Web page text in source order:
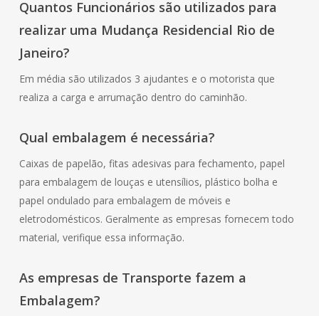
Quantos Funcionários são utilizados para
realizar uma Mudança Residencial Rio de
Janeiro?
Em média são utilizados 3 ajudantes e o motorista que
realiza a carga e arrumação dentro do caminhão.
Qual embalagem é necessária?
Caixas de papelão, fitas adesivas para fechamento, papel
para embalagem de louças e utensílios, plástico bolha e
papel ondulado para embalagem de móveis e
eletrodomésticos. Geralmente as empresas fornecem todo
material, verifique essa informação.
As empresas de Transporte fazem a
Embalagem?